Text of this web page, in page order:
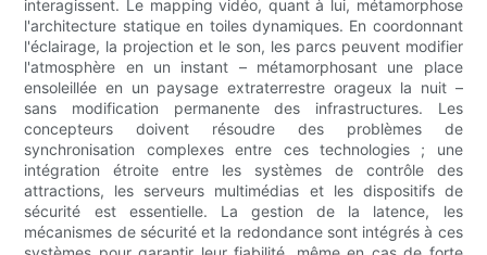
interagissent. Le mapping vidéo, quant à lui, métamorphose
l'architecture statique en toiles dynamiques. En coordonnant
l'éclairage, la projection et le son, les parcs peuvent modifier
l'atmosphère en un instant – métamorphosant une place
ensoleillée en un paysage extraterrestre orageux la nuit –
sans modification permanente des infrastructures. Les
concepteurs doivent résoudre des problèmes de
synchronisation complexes entre ces technologies ; une
intégration étroite entre les systèmes de contrôle des
attractions, les serveurs multimédias et les dispositifs de
sécurité est essentielle. La gestion de la latence, les
mécanismes de sécurité et la redondance sont intégrés à ces